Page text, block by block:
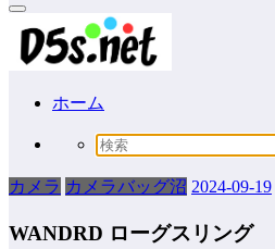
ホーム
カメラ カメラバッグ沼 2024-09-19
WANDRD ローグスリング